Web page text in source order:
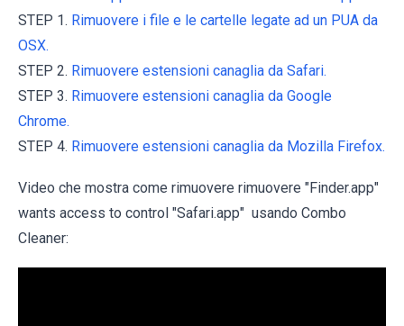
STEP 1. Rimuovere i file e le cartelle legate ad un PUA da
OSX.
STEP 2. Rimuovere estensioni canaglia da Safari.
STEP 3. Rimuovere estensioni canaglia da Google
Chrome.
STEP 4. Rimuovere estensioni canaglia da Mozilla Firefox.
Video che mostra come rimuovere rimuovere "Finder.app"
wants access to control "Safari.app" usando Combo
Cleaner: